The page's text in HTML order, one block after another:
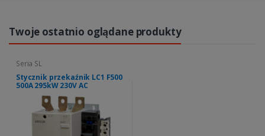
Twoje ostatnio oglądane produkty
Seria SL
Stycznik przekaźnik LC1 F500
500A 295kW 230V AC